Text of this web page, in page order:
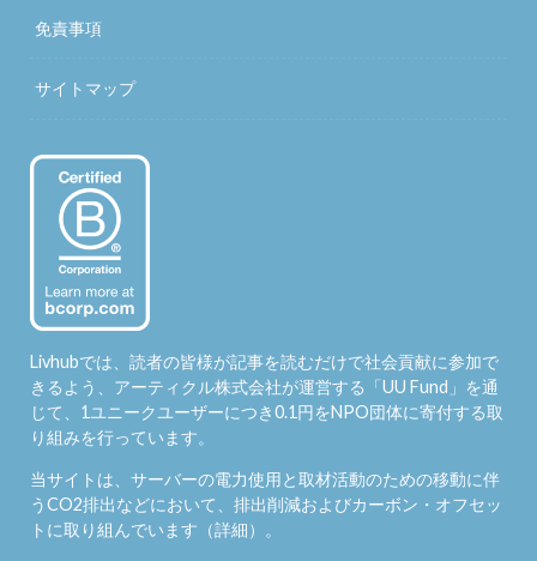
免責事項
サイトマップ
Livhubでは、読者の皆様が記事を読むだけで社会貢献に参加で
きるよう、アーティクル株式会社が運営する「UU Fund 」を通
じて、1ユニークユーザーにつき0.1円をNPO団体に寄付する取
り組みを行っています。
当サイトは、サーバーの電力使用と取材活動のための移動に伴
うCO2排出などにおいて、排出削減およびカーボン・オフセッ
トに取り組んでいます（詳細）。